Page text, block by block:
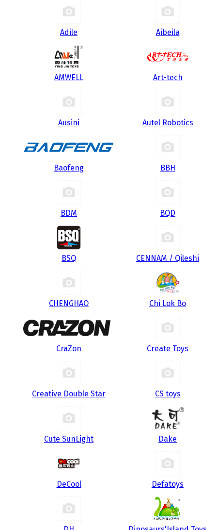
Adile Aibeila
AMWELL Art-tech
Ausini Autel Robotics
Baofeng BBH
BDM BQD
BSQ CENNAM / Qileshi
CHENGHAO Chi Lok Bo
CraZon Create Toys
Creative Double Star CS toys
Cute SunLight Dake
DeCool Defatoys